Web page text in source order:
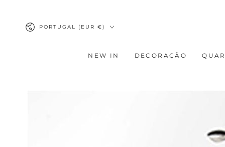
País/região
PORTUGAL (EUR €)
NEW IN DECORAÇÃO